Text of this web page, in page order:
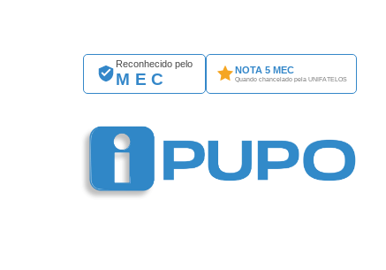
Reconhecido pelo
MEC
NOTA 5 MEC
Quando chancelado pela UNIFATELOS